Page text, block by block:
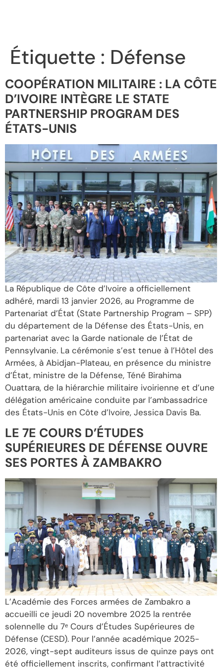
Étiquette : Défense
COOPÉRATION MILITAIRE : LA CÔTE
D’IVOIRE INTÈGRE LE STATE
PARTNERSHIP PROGRAM DES
ÉTATS-UNIS
La République de Côte d’Ivoire a officiellement
adhéré, mardi 13 janvier 2026, au Programme de
Partenariat d’État (State Partnership Program – SPP)
du département de la Défense des États-Unis, en
partenariat avec la Garde nationale de l’État de
Pennsylvanie. La cérémonie s’est tenue à l’Hôtel des
Armées, à Abidjan-Plateau, en présence du ministre
d’État, ministre de la Défense, Téné Birahima
Ouattara, de la hiérarchie militaire ivoirienne et d’une
délégation américaine conduite par l’ambassadrice
des États-Unis en Côte d’Ivoire, Jessica Davis Ba.
LE 7E COURS D’ÉTUDES
SUPÉRIEURES DE DÉFENSE OUVRE
SES PORTES À ZAMBAKRO
L’Académie des Forces armées de Zambakro a
accueilli ce jeudi 20 novembre 2025 la rentrée
solennelle du 7ᵉ Cours d’Études Supérieures de
Défense (CESD). Pour l’année académique 2025-
2026, vingt-sept auditeurs issus de quinze pays ont
été officiellement inscrits, confirmant l’attractivité